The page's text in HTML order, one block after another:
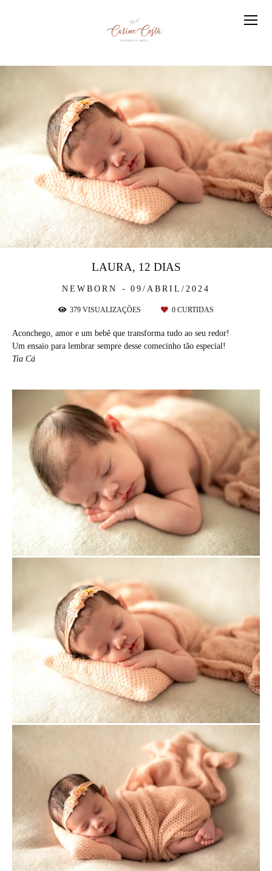
NEWBORN 09/ABRIL/2024
LAURA, 12 DIAS
379 VISUALIZAÇÕES 0 CURTIDAS
Aconchego, amor e um bebê que transforma tudo ao seu redor!
Um ensaio para lembrar sempre desse comecinho tão especial!
Tia Cá